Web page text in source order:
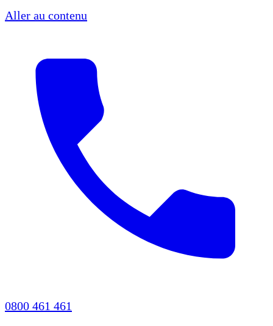
Aller au contenu
0800 461 461